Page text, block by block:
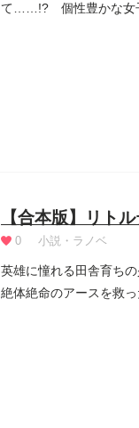
て……!? 個性豊かな女子
【合本版】リト
0 小説・ラノベ
英雄に憧れる田舎育ち
絶体絶命のアースを救